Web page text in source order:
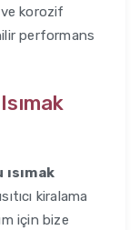
korozif
performans
Isımak
kiralama
için bize